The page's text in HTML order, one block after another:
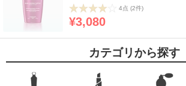
4点 (2件)
¥3,080
カテゴリから探す